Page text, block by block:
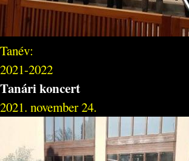
Tanév:
2021-2022
Tanári koncert
2021. november 24.